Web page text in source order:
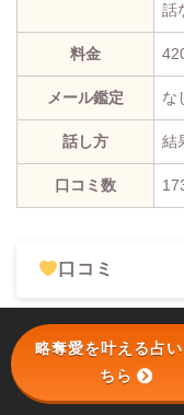
話
料金
メール鑑定 な
話し方 結
口コミ数
口コミ
沖縄ユタ
略奪愛を叶える占い
ちら